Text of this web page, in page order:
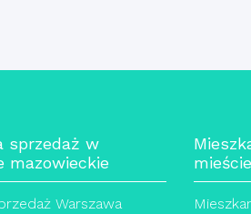
sprzedaż w
mazowieckie
Warszawa